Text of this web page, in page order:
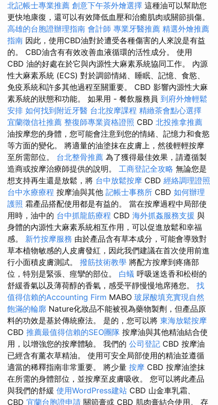
北記帳士專業推薦 創意下午茶外燴選擇 這種油可以幫助您
更快地康復，還可以有效降低血壓和治癒肌肉或關節損傷。
高雄的台胞證辦理指南 會計師 專業牙醫推薦 精選外燴推薦
指南 因此，使用CBD油對於遭受各種傷害的人來說是有益
的。 CBD油含有有效改善血液循環的活性成分。 使用
CBD 油的好處在於它與內源性大麻素系統協同工作。 內源
性大麻素系統 (ECS) 對於調節情緒、睡眠、記憶、食慾、
免疫系統和許多其他過程至關重要。 CBD 影響內源性大麻
素系統的狀態和功能。 如果用 - 餐飲服務員 到府外燴輕鬆
安排 如何找到附近牙醫 台北按摩課程 精緻茶會點心選擇
宜蘭徵信社推薦 整復師專業資格證照 CBD 北投推拿推薦
油按摩您的身體，您可能會注意到您的情緒、記憶力和食慾
等方面的變化。 將適量的油塗抹在皮膚上，然後輕輕按摩
至所需部位。 台北整骨推薦 為了獲得最佳效果，請遵循製
造商或按摩治療師提供的說明。 工商登記全攻略 無論您是
想支持再生還是放鬆，將 台中放鬆按摩 CBD 經絡調理證照
台中水療療程 按摩油與其他 記帳士事務所 CBD 如何辦理
護照 霜產品搭配使用都是有益的。 當在按摩過程中局部使
用時，油中的 台中抓龍筋療程 CBD 海外抓姦服務支援 與
身體的內源性大麻素系統相互作用，可以促進放鬆和幸福
感。 新竹按摩服務 由於產品含有草本成分，可能會導致對
草本植物敏感的人皮膚發紅，因此我們建議在首次使用前進
行小面積皮膚測試。 撥筋技術教學 將配方按摩到疼痛部
位，特別是緊張、痙攣的部位。 白蟻 呼吸迷迭香和松樹的
舒緩香氣以及薄荷醇的香氣，感受平靜慢慢地席捲您。 找
值得信賴的Accounting Firm MABO 玻尿酸填充實現自然
飽滿的輪廓 Nature化妝品不能被視為藥物製劑，但產品原
料的功效是基於傳統療法。 是的，您可以將 東海放鬆按摩
CBD 推薦最值得信賴的SEO團隊 按摩油與其他精油結合使
用，以增強您的按摩體驗。 我們的 公司登記 CBD 按摩油
已經含有薰衣草精油。 使用可安全局部使用的精油並遵循
適當的稀釋指南非常重要。 將少量 按摩 CBD 按摩油塗抹
在所需的身體部位，並按摩至皮膚吸收。 您可以將此產品
與我們的舒緩 使用WordPress建站 CBD 山金車乳霜、
CBD 宜蘭台胞證申請 關節膏或 CBD 肌肉膏結合使用。 存